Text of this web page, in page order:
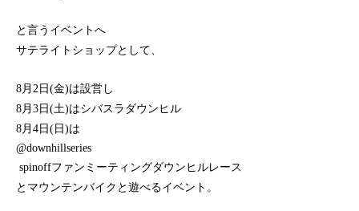
と言うイベントへ
サテライトショップとして、
8月2日(金)は設営し
8月3日(土)はシバスラダウンヒル
8月4日(日)は
@downhillseries
spinoffファンミーティングダウンヒルレース
とマウンテンバイクと遊べるイベント。